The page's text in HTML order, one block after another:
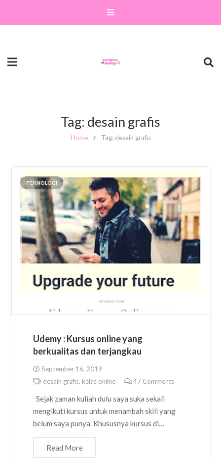
Tag: desain grafis
Home Tag: desain grafis
TEKNOLOGI
Udemy : Kursus online yang
berkualitas dan terjangkau
September 16, 2019
desain grafis, kelas online 47 Comments
Sejak zaman kuliah dulu saya suka sekali
mengikuti kursus untuk menambah skill yang
belum saya punya. Khususnya kursus di…
Read More